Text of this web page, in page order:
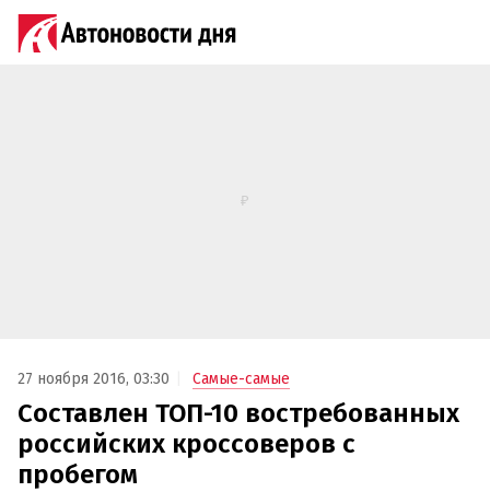
27 ноября 2016, 03:30 Самые-самые
Составлен ТОП-10 востребованных
российских кроссоверов с
пробегом